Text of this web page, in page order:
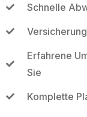
Schnelle
Erfahrene
Sie
Komplette